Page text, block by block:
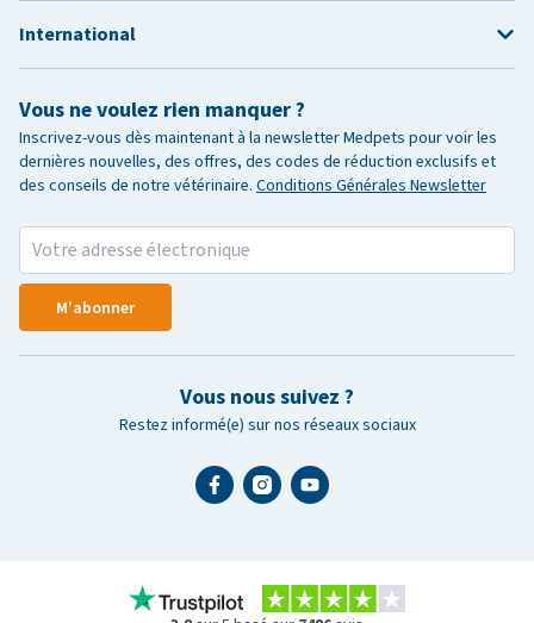
Vous ne voulez rien manquer ?
Inscrivez-vous dès maintenant à la newsletter Medpets pour voir les
dernières nouvelles, des offres, des codes de réduction exclusifs et
des conseils de notre vétérinaire. Conditions Générales Newsletter
M'abonner
Vous nous suivez ?
Restez informé(e) sur nos réseaux sociaux
International